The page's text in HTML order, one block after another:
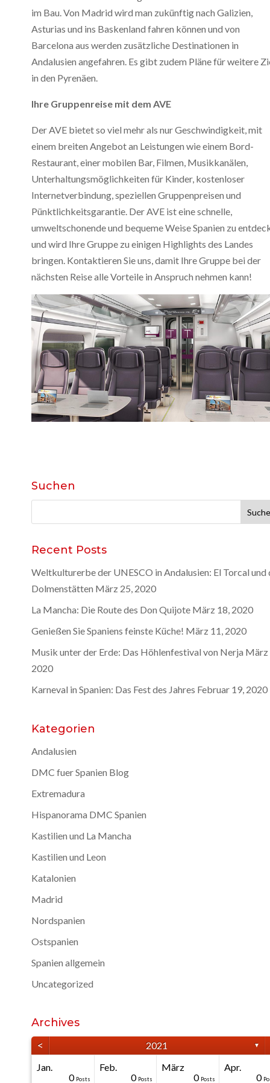
im Bau. Von Madrid wird man zukünftig nach Galizien,
Asturias und ins Baskenland fahren können und von
Barcelona aus werden zusätzliche Destinationen in
Andalusien angefahren. Es gibt zudem Pläne für weitere
in den Pyrenäen.
Ihre Gruppenreise mit dem AVE
Der AVE bietet so viel mehr als nur Geschwindigkeit, mit
einem breiten Angebot an Leistungen wie einem Bord-
Restaurant, einer mobilen Bar, Filmen, Musikkanälen,
Unterhaltungsmöglichkeiten für Kinder, kostenloser
Internetverbindung, speziellen Gruppenpreisen und
Pünktlichkeitsgarantie. Der AVE ist eine schnelle,
umweltschonende und bequeme Weise Spanien zu
und wird Ihre Gruppe zu einigen Highlights des Landes
bringen. Kontaktieren Sie uns, damit Ihre Gruppe bei der
nächsten Reise alle Vorteile in Anspruch nehmen kann!
Suchen
nach:
Recent Posts
Weltkulturerbe der UNESCO in Andalusien: El Torcal und
Dolmenstätten März 25, 2020
La Mancha: Die Route des Don Quijote März 18, 2020
Genießen Sie Spaniens feinste Küche! März 11, 2020
Musik unter der Erde: Das Höhlenfestival von Nerja März
2020
Karneval in Spanien: Das Fest des Jahres Februar 19, 2020
Kategorien
Andalusien
DMC fuer Spanien Blog
Extremadura
Hispanorama DMC Spanien
Kastilien und La Mancha
Kastilien und Leon
Katalonien
Madrid
Nordspanien
Ostspanien
Spanien allgemein
Uncategorized
Archives
<
2021 ▼
Jan.
0 Posts
Feb.
0 Posts
März
0 Posts
Apr.
0